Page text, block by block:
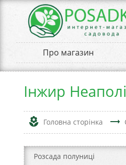
Про магазин
Інжир
local_florist Головна сторінка trending_flat
Розсада полуниці